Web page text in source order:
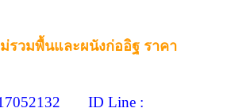
รวมพื้นและผนังก่ออิฐ ราคา
ID Line :